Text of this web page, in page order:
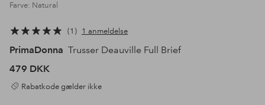
Farve: Natural
1 1 anmeldelse
PrimaDonna Trusser Deauville Full Brief
479 DKK
Rabatkode gælder ikke